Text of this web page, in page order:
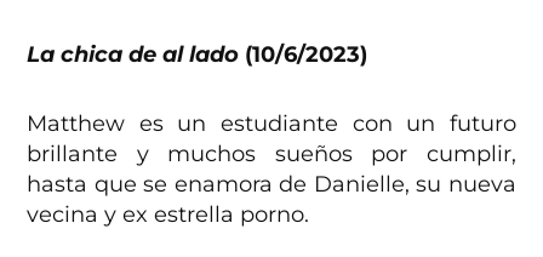
La chica de al lado (10/6/2023)
Matthew es un estudiante con un futuro
brillante y muchos sueños por cumplir,
hasta que se enamora de Danielle, su nueva
vecina y ex estrella porno.